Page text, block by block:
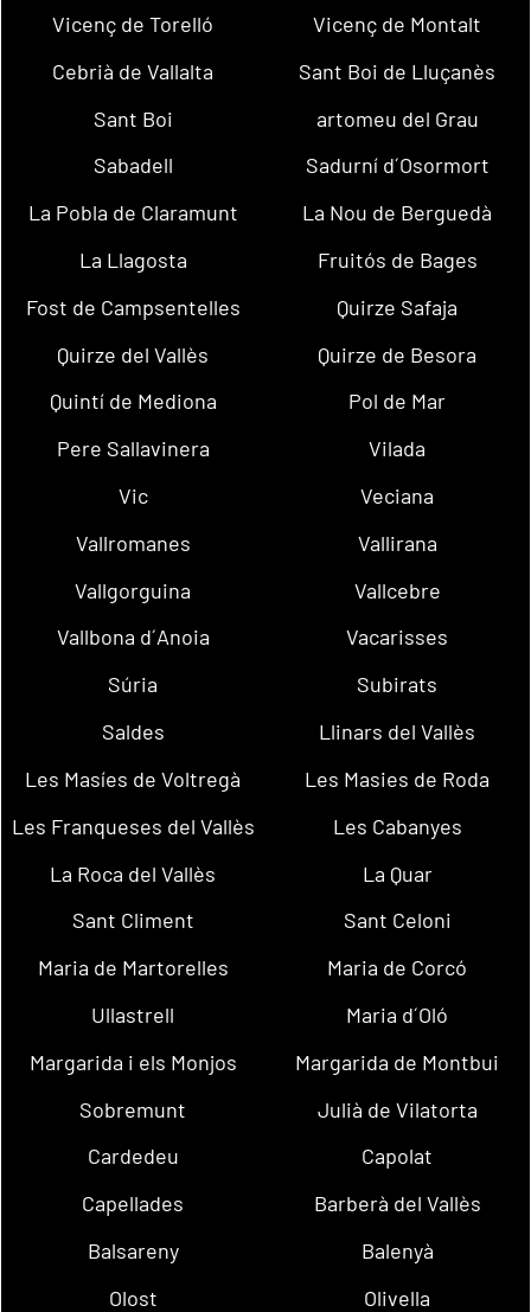
Vicenç de Torelló
Vicenç de Montalt
Cebrià de Vallalta
Sant Boi de Lluçanès
Sant Boi
artomeu del Grau
Sabadell
Sadurní d´Osormort
La Pobla de Claramunt
La Nou de Berguedà
La Llagosta
Fruitós de Bages
Fost de Campsentelles
Quirze Safaja
Quirze del Vallès
Quirze de Besora
Quintí de Mediona
Pol de Mar
Pere Sallavinera
Vilada
Vic
Veciana
Vallromanes
Vallirana
Vallgorguina
Vallcebre
Vallbona d´Anoia
Vacarisses
Súria
Subirats
Saldes
Llinars del Vallès
Les Masíes de Voltregà
Les Masies de Roda
Les Franqueses del Vallès
Les Cabanyes
La Roca del Vallès
La Quar
Sant Climent
Sant Celoni
Maria de Martorelles
Maria de Corcó
Ullastrell
Maria d´Oló
Margarida i els Monjos
Margarida de Montbui
Sobremunt
Julià de Vilatorta
Cardedeu
Capolat
Capellades
Barberà del Vallès
Balsareny
Balenyà
Olost
Olivella